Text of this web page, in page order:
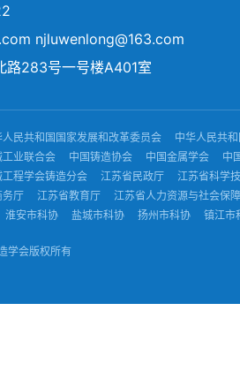
njluwenlong@163.com
283号一号楼A401室
人民共和国国家发展和改革委员会
中华人民共
工业联合会 中国铸造协会 中国金属学会
中
工程学会铸造分会 江苏省民政厅
江苏省科学
务厅 江苏省教育厅
江苏省人力资源与社会保
淮安市科协 盐城市科协 扬州市科协 镇江市
学会版权所有